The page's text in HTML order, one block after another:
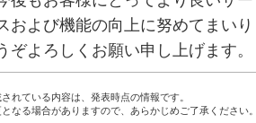
および機能の向上に努めてまい
ぞよろしくお願い申し上げます。
れている内容は、発表時点の情報です。
なる場合がありますので、あらかじめご了承ください